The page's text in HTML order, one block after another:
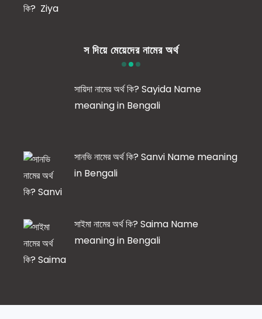
স দিয়ে মেয়েদের নামের অর্থ
সায়িদা নামের অর্থ কি? Sayida Name
meaning in Bengali
সানভি নামের অর্থ কি? Sanvi Name meaning
in Bengali
সাইমা নামের অর্থ কি? Saima Name
meaning in Bengali